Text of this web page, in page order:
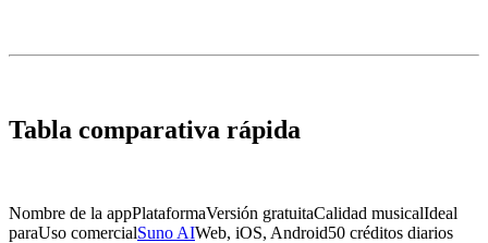
Tabla comparativa rápida
Nombre de la appPlataformaVersión gratuitaCalidad musicalIdeal
paraUso comercialSuno AIWeb, iOS, Android50 créditos diarios